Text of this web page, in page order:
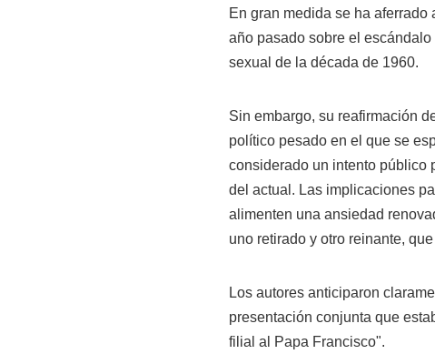
En gran medida se ha aferrado
año pasado sobre el
sexual de la década de 1960.
Sin embargo, su reafirmación
político pesado en el que se
considerado un intento público
del actual. Las implicaciones
alimenten una ansiedad
uno retirado y otro reinante,
Los autores anticiparon
presentación conjunta que
filial al Papa Francisco".